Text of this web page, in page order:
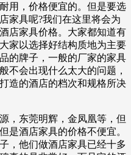
用，价格便宜的。但是要选
家具呢?我们在这里将会为
店家具价格。大家都知道有
家以选择好结构质地为主要
的牌子，一般的厂家的家具
不会出现什么太大的问题，
造的酒店的档次和规格所决
，东莞明辉，金凤凰等，但
是酒店家具的价格不便宜。
，他们做酒店家具已经十多